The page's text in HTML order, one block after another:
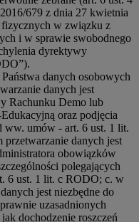
679 z dnia 27 kwietnia
w związku z
i w sprawie swobodnego
dyrektywy
danych osobowych
danych jest
Rachunku Demo lub
oraz podjęcia
ww. umów - art. 6 ust. 1 lit.
danych jest
obowiązków
polegających
6 ust. 1 lit. c RODO; c. w
jest niezbędne do
uzasadnionych
dochodzenie roszczeń